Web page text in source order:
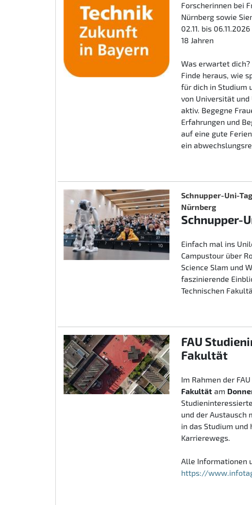
Forscherinnen bei
Nürnberg sowie
02.11. bis
18 Jahren
Was erwartet dich?
Finde heraus, wie
für dich in Studium
von Universität
aktiv. Begegne
Erfahrungen und
auf eine gute
ein
Schnupper-Uni-
Nürnberg
Schnupper-
Einfach mal ins
Campustour über
Science Slam und
faszinierende
Technischen
FAU
Fakultät
Im Rahmen der
Fakultät am
und der Austausch
in das Studium und
Karrierewegs.
Alle Informationen
https://